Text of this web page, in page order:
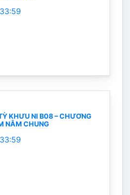
KHƯU NI B08 – CHƯƠNG
NẰM CHUNG